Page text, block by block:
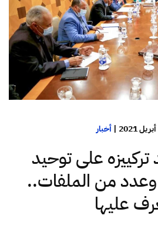
|أخبار
تركييزه على توحيد
من الملفات..
عليها